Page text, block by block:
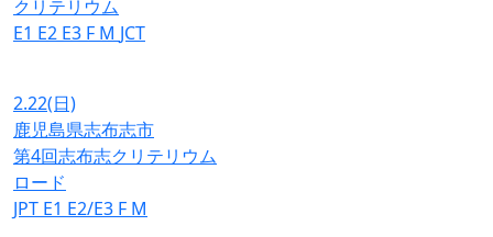
クリテリウム
E1 E2 E3 F M JCT
2.22(日)
鹿児島県志布志市
第4回志布志クリテリウム
ロード
JPT E1 E2/E3 F M